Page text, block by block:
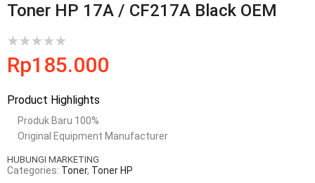
Toner HP 17A / CF217A Black OEM
Rp185.000
Product Highlights
Produk Baru 100%
Original Equipment Manufacturer
HUBUNGI MARKETING
Categories: Toner, Toner HP